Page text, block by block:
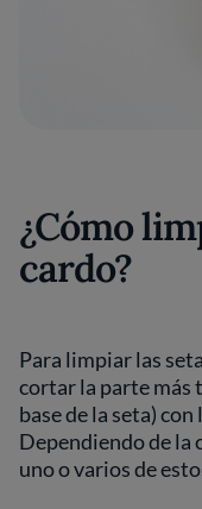
¿Cómo
cardo?
Para limpiar las
cortar la parte más
base de la seta)
Dependiendo de la
uno o varios de